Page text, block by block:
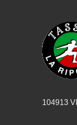
104913